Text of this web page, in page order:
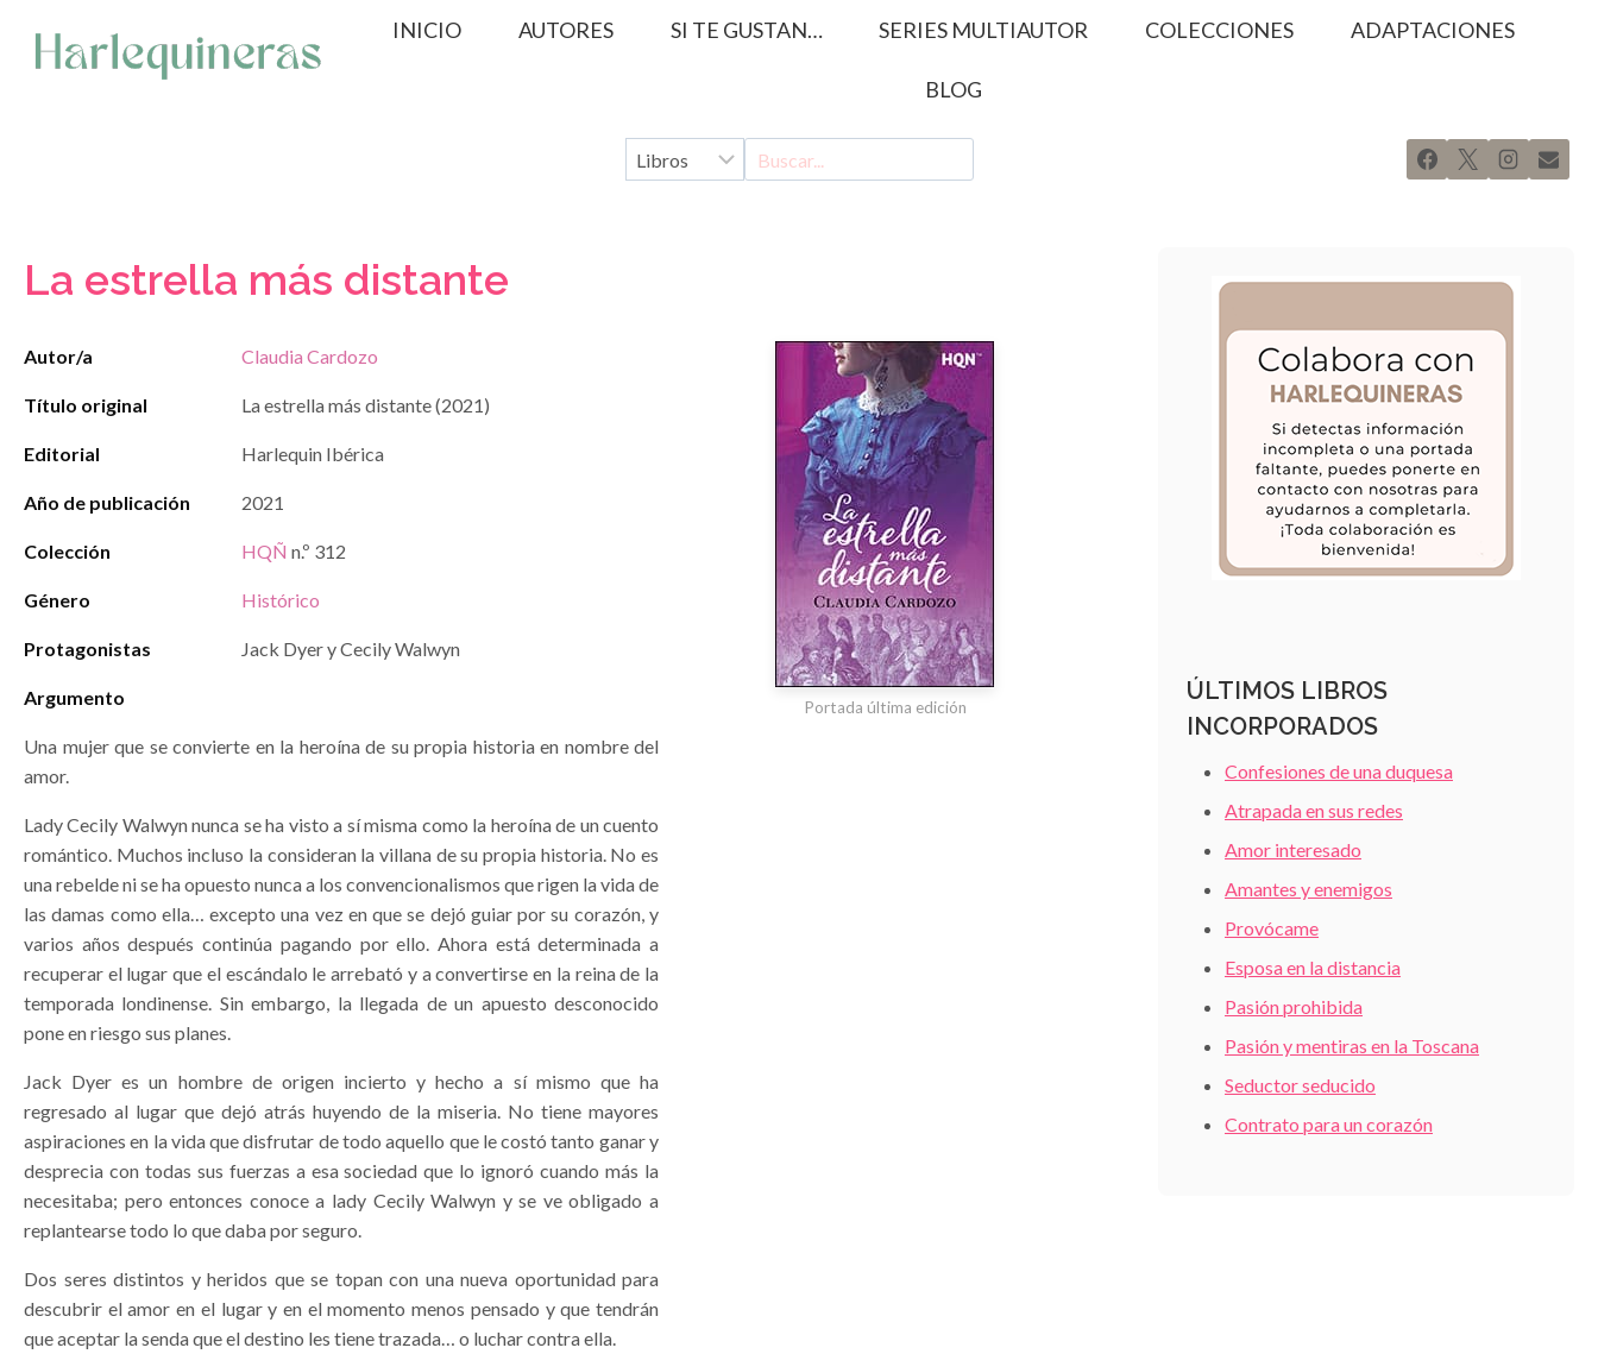
contenido
INICIO AUTORES SI TE GUSTAN… SERIES MULTIAUTOR COLECCIONES ADAPTACIONES
BLOG
La estrella más distante
Autor/a Claudia Cardozo
Título original La estrella más distante (2021)
Editorial Harlequin Ibérica
Año de publicación 2021
Colección HQÑ n.º 312
Género Histórico
Protagonistas Jack Dyer y Cecily Walwyn
Argumento
Una mujer que se convierte en la heroína de su propia historia en nombre del
amor.
Lady Cecily Walwyn nunca se ha visto a sí misma como la heroína de un cuento
romántico. Muchos incluso la consideran la villana de su propia historia. No es
una rebelde ni se ha opuesto nunca a los convencionalismos que rigen la vida de
las damas como ella… excepto una vez en que se dejó guiar por su corazón, y
varios años después continúa pagando por ello. Ahora está determinada a
recuperar el lugar que el escándalo le arrebató y a convertirse en la reina de la
temporada londinense. Sin embargo, la llegada de un apuesto desconocido
pone en riesgo sus planes.
Jack Dyer es un hombre de origen incierto y hecho a sí mismo que ha
regresado al lugar que dejó atrás huyendo de la miseria. No tiene mayores
aspiraciones en la vida que disfrutar de todo aquello que le costó tanto ganar y
desprecia con todas sus fuerzas a esa sociedad que lo ignoró cuando más la
necesitaba; pero entonces conoce a lady Cecily Walwyn y se ve obligado a
replantearse todo lo que daba por seguro.
Dos seres distintos y heridos que se topan con una nueva oportunidad para
descubrir el amor en el lugar y en el momento menos pensado y que tendrán
que aceptar la senda que el destino les tiene trazada… o luchar contra ella.
Portada última edición
ÚLTIMOS LIBROS
INCORPORADOS
Confesiones de una duquesa
Atrapada en sus redes
Amor interesado
Amantes y enemigos
Provócame
Esposa en la distancia
Pasión prohibida
Pasión y mentiras en la Toscana
Seductor seducido
Contrato para un corazón